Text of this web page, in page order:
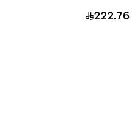
222.76